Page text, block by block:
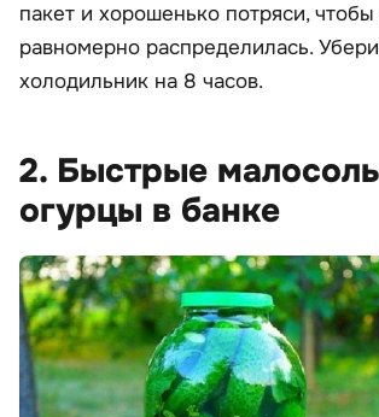
пакет и хорошенько потряси, чтобы
равномерно распределилась.
холодильник на 8 часов.
2. Быстрые
огурцы в банке